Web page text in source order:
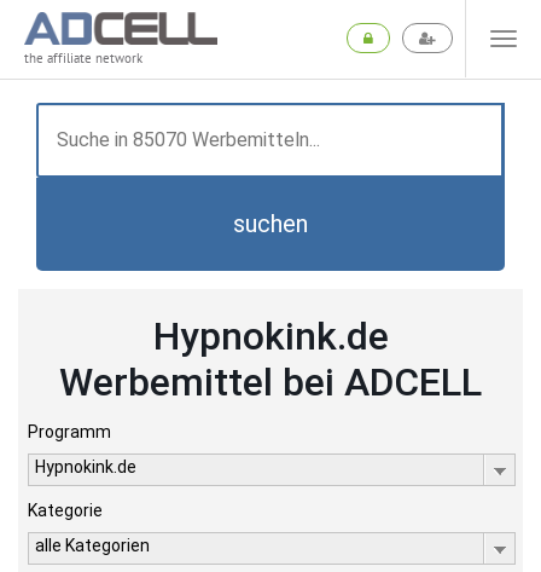
the affiliate network
suchen
Hypnokink.de
Werbemittel bei ADCELL
Programm
Hypnokink.de
Kategorie
alle Kategorien